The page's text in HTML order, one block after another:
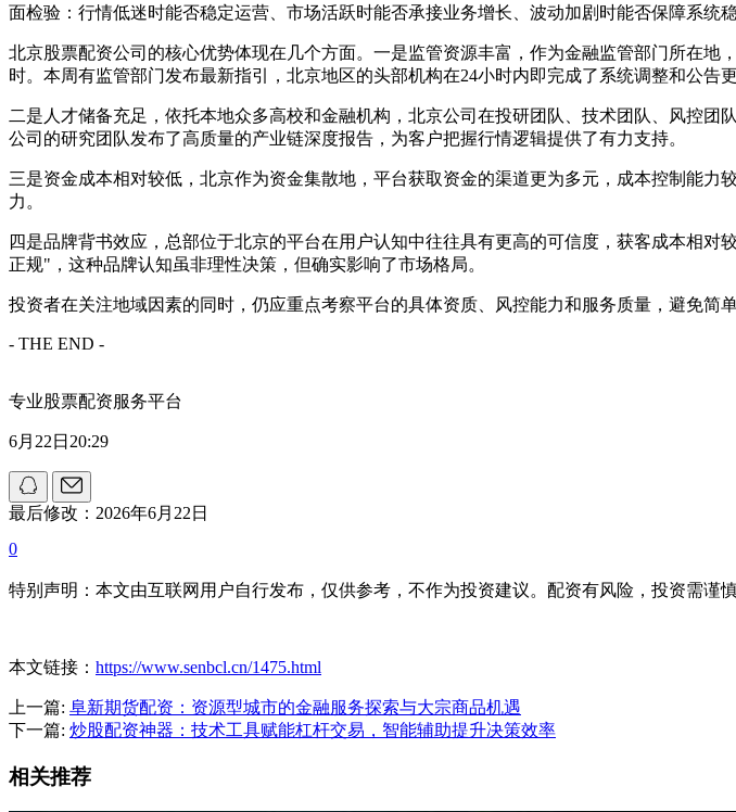
面检验：行情低迷时能否稳定运营、市场活跃时能否承接业务增长、波动加剧时能否保障系统稳
北京股票配资公司的核心优势体现在几个方面。一是监管资源丰富，作为金融监管部门所在地
时。本周有监管部门发布最新指引，北京地区的头部机构在24小时内即完成了系统调整和公告
二是人才储备充足，依托本地众多高校和金融机构，北京公司在投研团队、技术团队、风控
公司的研究团队发布了高质量的产业链深度报告，为客户把握行情逻辑提供了有力支持。
三是资金成本相对较低，北京作为资金集散地，平台获取资金的渠道更为多元，成本控制能力
力。
四是品牌背书效应，总部位于北京的平台在用户认知中往往具有更高的可信度，获客成本相
正规"，这种品牌认知虽非理性决策，但确实影响了市场格局。
投资者在关注地域因素的同时，仍应重点考察平台的具体资质、风控能力和服务质量，避免简
- THE END -
专业股票配资服务平台
6月22日20:29
最后修改：2026年6月22日
0
特别声明：本文由互联网用户自行发布，仅供参考，不作为投资建议。配资有风险，投资需谨慎
本文链接： https://www.senbcl.cn/1475.html
上一篇: 阜新期货配资：资源型城市的金融服务探索与大宗商品机遇
下一篇: 炒股配资神器：技术工具赋能杠杆交易，智能辅助提升决策效率
相关推荐